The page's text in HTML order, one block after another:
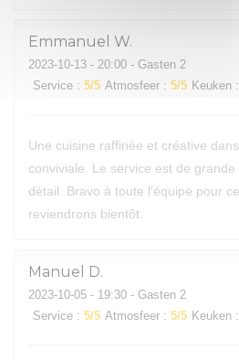
Emmanuel W
2023-10-13 - 20:00 - Gasten 2
Service : 5/5 Atmosfeer : 5/5 Keuken :
Une cuisine raffinée et créative
conviviale. Le service est de
détail. Bravo à toute l'équipe pour
reviendrons bientôt.
Manuel D
2023-10-05 - 19:30 - Gasten 2
Service : 5/5 Atmosfeer : 5/5 Keuken :